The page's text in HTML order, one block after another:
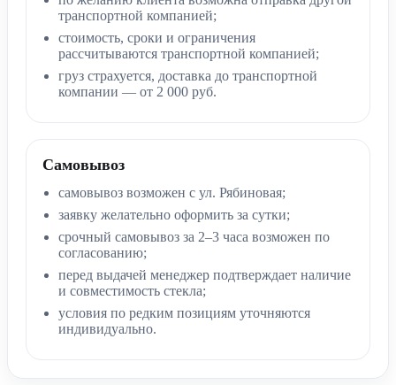
транспортной компанией;
стоимость, сроки и ограничения
рассчитываются транспортной компанией;
груз страхуется, доставка до транспортной
компании — от 2 000 руб.
Самовывоз
самовывоз возможен с ул. Рябиновая;
заявку желательно оформить за сутки;
срочный самовывоз за 2–3 часа возможен по
согласованию;
перед выдачей менеджер подтверждает наличие
и совместимость стекла;
условия по редким позициям уточняются
индивидуально.